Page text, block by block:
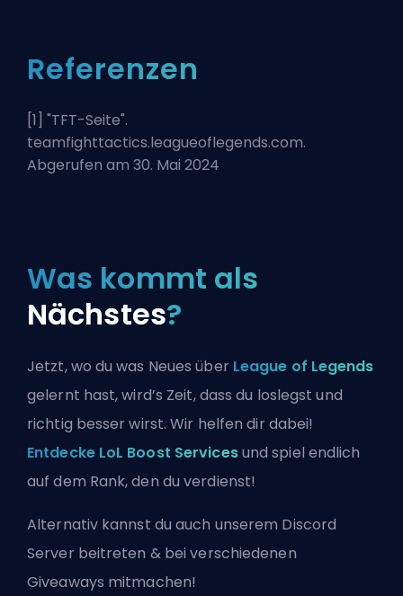
Referenzen
[1] "TFT-Seite".
teamfighttactics.leagueoflegends.com.
Abgerufen am 30. Mai 2024
Was kommt als
Nächstes?
Jetzt, wo du was Neues über League of Legends
gelernt hast, wird’s Zeit, dass du loslegst und
richtig besser wirst. Wir helfen dir dabei!
Entdecke LoL Boost Servicesund spiel endlich
auf dem Rank, den du verdienst!
Alternativ kannst du auch unserem Discord
Server beitreten & bei verschiedenen
Giveaways mitmachen!